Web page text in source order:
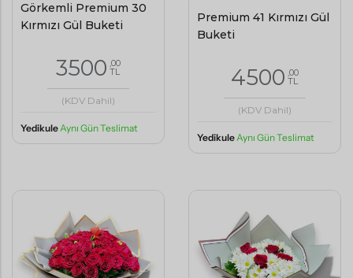
Görkemli Premium 30
Kırmızı Gül Buketi
3500 ,00
TL
(KDV Dahil)
YedikuleAynı Gün Teslimat
Premium 41 Kırmızı Gül
Buketi
4500 ,00
TL
(KDV Dahil)
YedikuleAynı Gün Teslimat